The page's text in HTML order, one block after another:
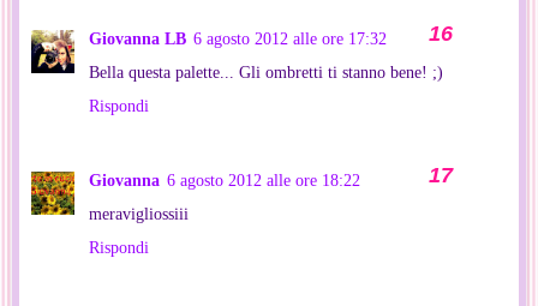
Giovanna LB 6 agosto 2012 alle ore 17:32
Bella questa palette... Gli ombretti ti stanno bene! ;)
Rispondi
Giovanna 6 agosto 2012 alle ore 18:22
meravigliossiii
Rispondi